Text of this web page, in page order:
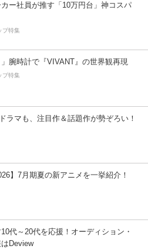
カー社員が推す「10万円台」神コスパ
プ特集
」腕時計で『VIVANT』の世界観再現
プ特集
ラマも、注目作＆話題作が勢ぞろい！
】7月期夏の新アニメを一挙紹介！
代～20代を応援！オーディション・
Deview